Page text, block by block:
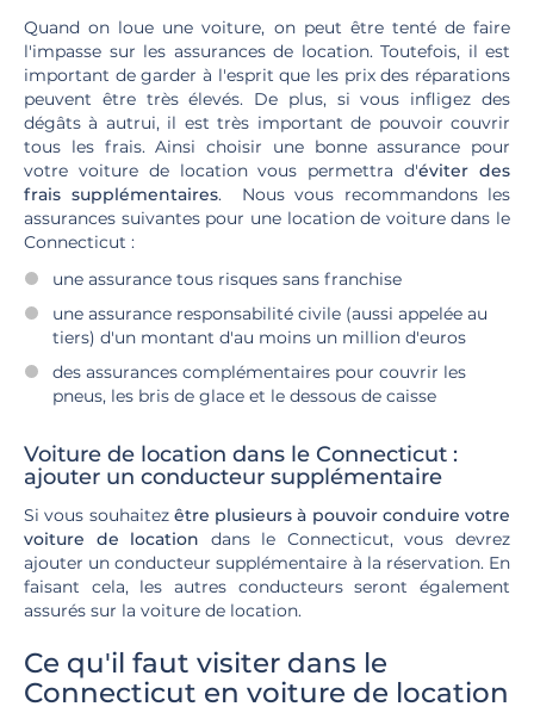
Quand on loue une voiture, on peut être tenté de faire
l'impasse sur les assurances de location. Toutefois, il est
important de garder à l'esprit que les prix des réparations
peuvent être très élevés. De plus, si vous infligez des
dégâts à autrui, il est très important de pouvoir couvrir
tous les frais. Ainsi choisir une bonne assurance pour
votre voiture de location vous permettra d'éviter des
frais supplémentaires. Nous vous recommandons les
assurances suivantes pour une location de voiture dans le
Connecticut :
une assurance tous risques sans franchise
une assurance responsabilité civile (aussi appelée au
tiers) d'un montant d'au moins un million d'euros
des assurances complémentaires pour couvrir les
pneus, les bris de glace et le dessous de caisse
Voiture de location dans le Connecticut :
ajouter un conducteur supplémentaire
Si vous souhaitez être plusieurs à pouvoir conduire votre
voiture de location dans le Connecticut, vous devrez
ajouter un conducteur supplémentaire à la réservation. En
faisant cela, les autres conducteurs seront également
assurés sur la voiture de location.
Ce qu'il faut visiter dans le
Connecticut en voiture de location